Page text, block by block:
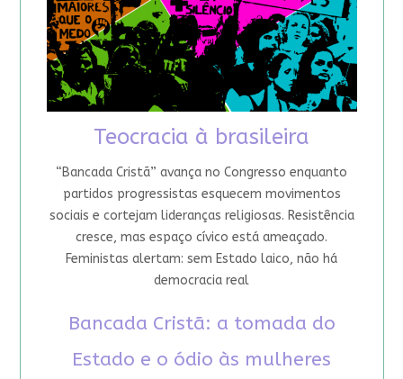
Teocracia à brasileira
“Bancada Cristã” avança no Congresso enquanto
partidos progressistas esquecem movimentos
sociais e cortejam lideranças religiosas. Resistência
cresce, mas espaço cívico está ameaçado.
Feministas alertam: sem Estado laico, não há
democracia real
Bancada Cristã: a tomada do
Estado e o ódio às mulheres